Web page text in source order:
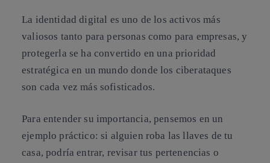
La identidad digital es uno de los activos más
valiosos tanto para personas como para empresas, y
protegerla se ha convertido en una prioridad
estratégica en un mundo donde los ciberataques
son cada vez más sofisticados.
Para entender su importancia, pensemos en un
ejemplo práctico: si alguien roba las llaves de tu
casa, podría entrar, revisar tus pertenencias o